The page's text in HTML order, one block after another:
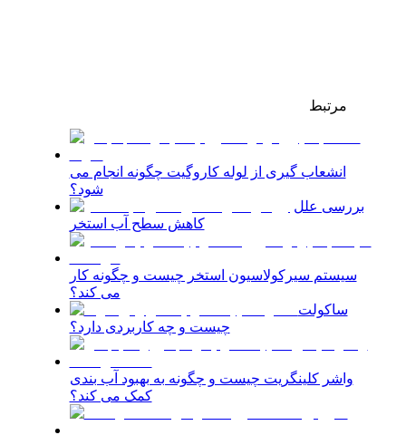
مرتبط
انشعاب گیری از لوله کاروگیت چگونه انجام می
شود؟
بررسی علل
کاهش سطح آب استخر
سیستم سیرکولاسیون استخر چیست و چگونه کار
می کند؟
ساکولت
چیست و چه کاربردی دارد؟
واشر کلینگریت چیست و چگونه به بهبود آب بندی
کمک می کند؟